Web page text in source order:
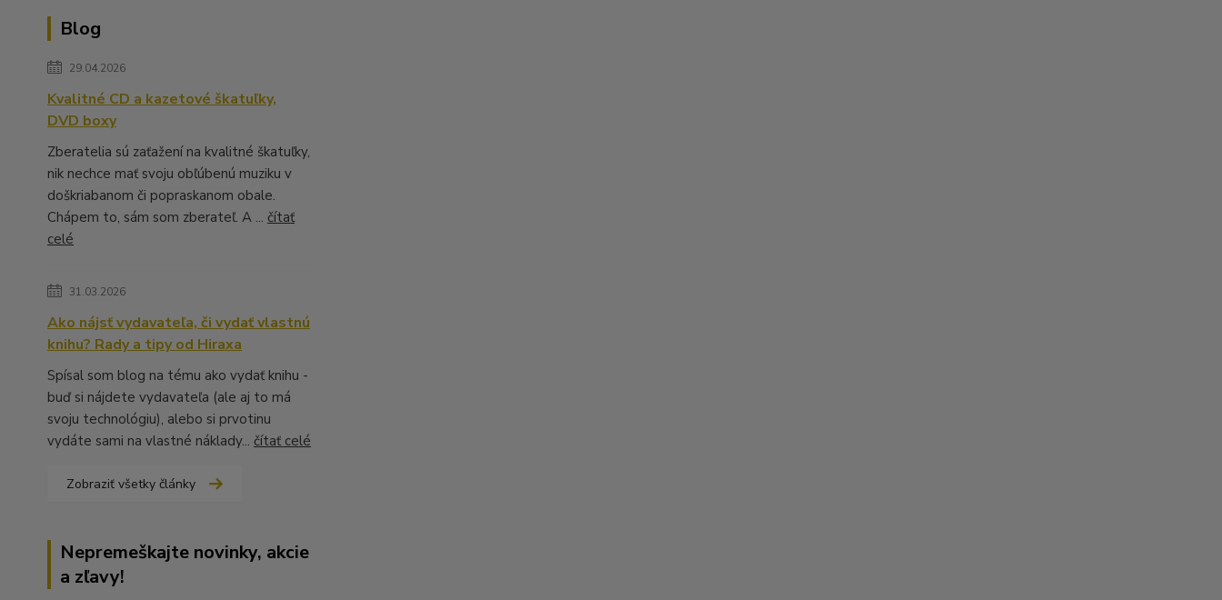
Blog
29.04.2026
Kvalitné CD a kazetové škatuľky,
DVD boxy
Zberatelia sú zaťažení na kvalitné škatuľky,
nik nechce mať svoju obľúbenú muziku v
doškriabanom či popraskanom obale.
Chápem to, sám som zberateľ. A ... čítať
celé
31.03.2026
Ako nájsť vydavateľa, či vydať vlastnú
knihu? Rady a tipy od Hiraxa
Spísal som blog na tému ako vydať knihu -
buď si nájdete vydavateľa (ale aj to má
svoju technológiu), alebo si prvotinu
vydáte sami na vlastné náklady... čítať celé
Zobraziť všetky články
Nepremeškajte novinky, akcie
a zľavy!